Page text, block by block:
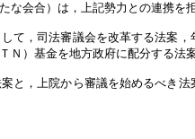
会合）は，上記勢力との連携を
て，司法審議会を改革する法
）基金を地方政府に配分する法
と，上院から審議を始めるべ